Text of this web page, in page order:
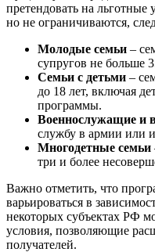
претендовать на
но не ограничиваются,
Молодые семьи –
супругов не больше
Семьи с детьми –
до 18 лет, включая
программы.
Военнослужащие и
службу в армии или
Многодетные семьи
три и более
Важно отметить, что
варьироваться в
некоторых субъектах РФ
условия, позволяющие
получателей.